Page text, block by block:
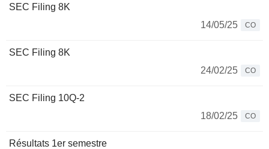
SEC Filing 8K
14/05/25
CO
SEC Filing 8K
24/02/25
CO
SEC Filing 10Q-2
18/02/25
CO
Résultats 1er semestre